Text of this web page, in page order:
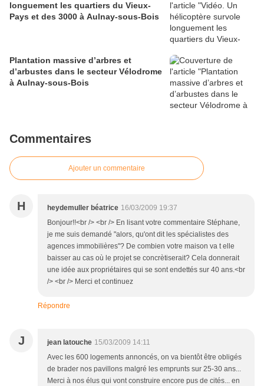
longuement les quartiers du Vieux-
Pays et des 3000 à Aulnay-sous-Bois
Plantation massive d’arbres et
d’arbustes dans le secteur Vélodrome
à Aulnay-sous-Bois
Commentaires
Ajouter un commentaire
H heydemuller béatrice 16/03/2009 19:37
Bonjour!!<br /> <br /> En lisant votre commentaire Stéphane,
je me suis demandé "alors, qu'ont dit les spécialistes des
agences immobilières"? De combien votre maison va t elle
baisser au cas où le projet se concrètiserait? Cela donnerait
une idée aux propriétaires qui se sont endettés sur 40 ans.<br
/> <br /> Merci et continuez
Répondre
J jean latouche 15/03/2009 14:11
Avec les 600 logements annoncés, on va bientôt être obligés
de brader nos pavillons malgré les emprunts sur 25-30 ans...
Merci à nos élus qui vont construire encore pus de cités... en